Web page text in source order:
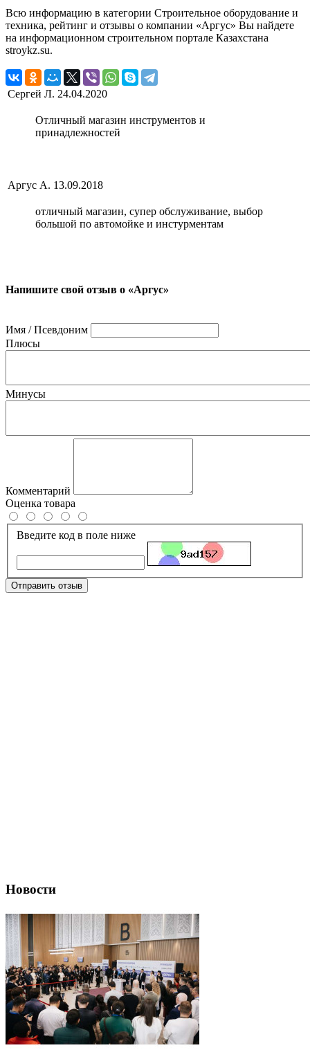
Всю информацию в категории Строительное оборудование и
техника, рейтинг и отзывы о компании «Аргус» Вы найдете
на информационном строительном портале Казахстана
stroykz.su.
Сергей Л. 24.04.2020
Отличный магазин инструментов и
принадлежностей
Аргус А. 13.09.2018
отличный магазин, супер обслуживание, выбор
большой по автомойке и инстурментам
Напишите свой отзыв о «Аргус»
Имя / Псевдоним
Плюсы
Минусы
Комментарий
Оценка товара
Введите код в поле ниже
Отправить отзыв
Новости